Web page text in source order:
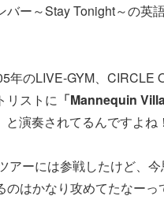
バー～Stay Tonight～の英
年のLIVE-GYM、CIRCLE
リストに 「Mannequin
と演奏されてるんですよね
アーには参戦したけど、
のはかなり攻めてたなーっ